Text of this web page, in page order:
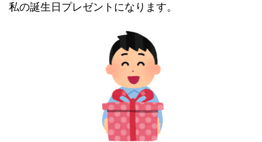
私の誕生日プレゼントになります。